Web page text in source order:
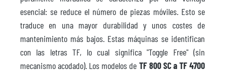
esencial: se reduce el número de piezas móviles. Esto se
traduce en una mayor durabilidad y unos costes de
mantenimiento más bajos. Estas máquinas se identifican
con las letras TF, lo cual significa "Toggle Free" (sin
mecanismo acodado). Los modelos de TF 800 SC a TF 4700